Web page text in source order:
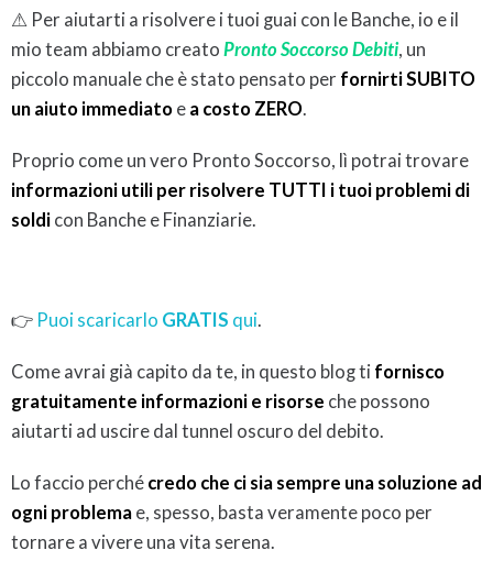
⚠ Per aiutarti a risolvere i tuoi guai con le Banche, io e il
mio team abbiamo creato Pronto Soccorso Debiti, un
piccolo manuale che è stato pensato per fornirti SUBITO
un aiuto immediato e a costo ZERO.
Proprio come un vero Pronto Soccorso, lì potrai trovare
informazioni utili per risolvere TUTTI i tuoi problemi di
soldi con Banche e Finanziarie.
👉 Puoi scaricarlo GRATIS qui.
Come avrai già capito da te, in questo blog ti fornisco
gratuitamente informazioni e risorse che possono
aiutarti ad uscire dal tunnel oscuro del debito.
Lo faccio perché credo che ci sia sempre una soluzione ad
ogni problema e, spesso, basta veramente poco per
tornare a vivere una vita serena.